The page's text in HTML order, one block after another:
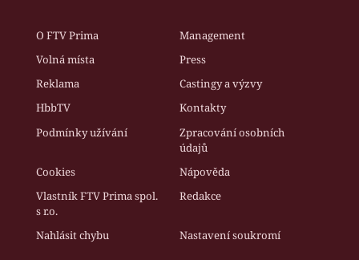
O FTV Prima
Management
Volná místa
Press
Reklama
Castingy a výzvy
HbbTV
Kontakty
Podmínky užívání
Zpracování osobních
údajů
Cookies
Nápověda
Vlastník FTV Prima spol.
s r.o.
Redakce
Nahlásit chybu Nastavení soukromí